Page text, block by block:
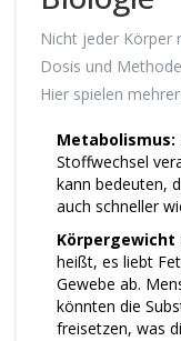
Nicht jeder Körper
Dosis und
Hier spielen
Metabolismus:
Stoffwechsel
kann bedeuten,
auch schneller
heißt, es liebt
Gewebe ab.
könnten die
freisetzen, was